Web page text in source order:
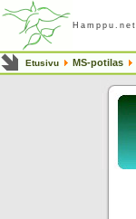
Hamppu.net
Etusivu MS-potilas